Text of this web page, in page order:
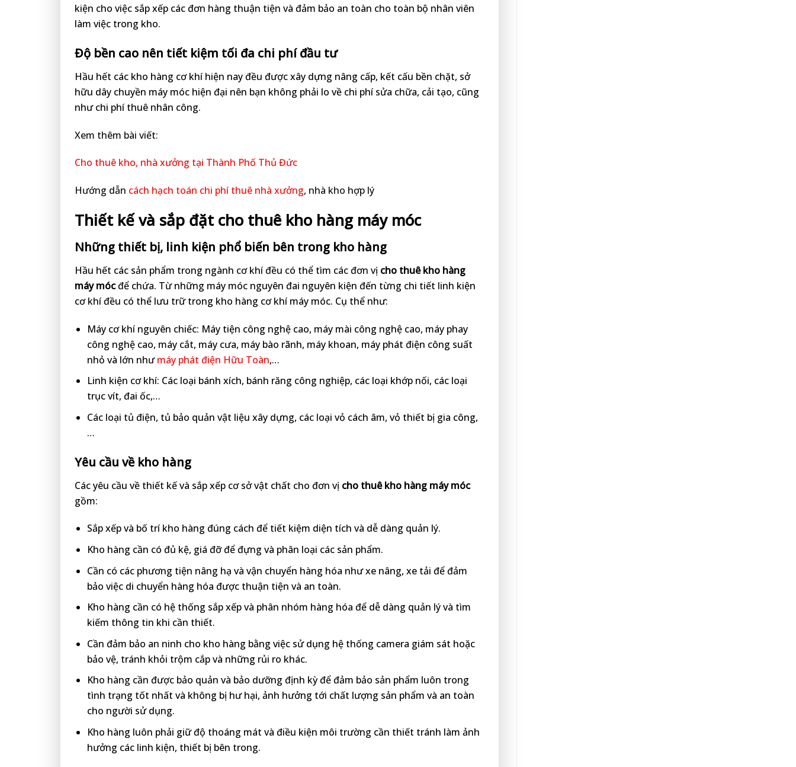
kiện cho việc sắp xếp các đơn hàng thuận tiện và đảm bảo an toàn cho toàn bộ nhân viên
làm việc trong kho.
Độ bền cao nên tiết kiệm tối đa chi phí đầu tư
Hầu hết các kho hàng cơ khí hiện nay đều được xây dựng nâng cấp, kết cấu bền chặt, sở
hữu dây chuyền máy móc hiện đại nên bạn không phải lo về chi phí sửa chữa, cải tạo, cũng
như chi phí thuê nhân công.
Xem thêm bài viết:
Cho thuê kho, nhà xưởng tại Thành Phố Thủ Đức
Hướng dẫn cách hạch toán chi phí thuê nhà xưởng, nhà kho hợp lý
Thiết kế và sắp đặt cho thuê kho hàng máy móc
Những thiết bị, linh kiện phổ biến bên trong kho hàng
Hầu hết các sản phẩm trong ngành cơ khí đều có thể tìm các đơn vị cho thuê kho hàng
máy mócđể chứa. Từ những máy móc nguyên đai nguyên kiện đến từng chi tiết linh kiện
cơ khí đều có thể lưu trữ trong kho hàng cơ khí máy móc. Cụ thể như:
Máy cơ khí nguyên chiếc: Máy tiện công nghệ cao, máy mài công nghệ cao, máy phay
công nghệ cao, máy cắt, máy cưa, máy bào rãnh, máy khoan, máy phát điện công suất
nhỏ và lớn như máy phát điện Hữu Toàn,…
Linh kiện cơ khí: Các loại bánh xích, bánh răng công nghiệp, các loại khớp nối, các loại
trục vít, đai ốc,…
Các loại tủ điện, tủ bảo quản vật liệu xây dựng, các loại vỏ cách âm, vỏ thiết bị gia công,
…
Yêu cầu về kho hàng
Các yêu cầu về thiết kế và sắp xếp cơ sở vật chất cho đơn vị cho thuê kho hàng máy móc
gồm:
Sắp xếp và bố trí kho hàng đúng cách để tiết kiệm diện tích và dễ dàng quản lý.
Kho hàng cần có đủ kệ, giá đỡ để đựng và phân loại các sản phẩm.
Cần có các phương tiện nâng hạ và vận chuyển hàng hóa như xe nâng, xe tải để đảm
bảo việc di chuyển hàng hóa được thuận tiện và an toàn.
Kho hàng cần có hệ thống sắp xếp và phân nhóm hàng hóa để dễ dàng quản lý và tìm
kiếm thông tin khi cần thiết.
Cần đảm bảo an ninh cho kho hàng bằng việc sử dụng hệ thống camera giám sát hoặc
bảo vệ, tránh khỏi trộm cắp và những rủi ro khác.
Kho hàng cần được bảo quản và bảo dưỡng định kỳ để đảm bảo sản phẩm luôn trong
tình trạng tốt nhất và không bị hư hại, ảnh hưởng tới chất lượng sản phẩm và an toàn
cho người sử dụng.
Kho hàng luôn phải giữ độ thoáng mát và điều kiện môi trường cần thiết tránh làm ảnh
hưởng các linh kiện, thiết bị bên trong.